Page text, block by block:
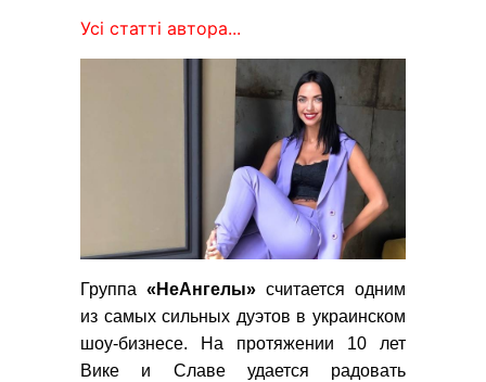
Усі статті автора...
Группа «НеАнгелы» считается одним
из самых сильных дуэтов в украинском
шоу-бизнесе. На протяжении 10 лет
Вике и Славе удается радовать